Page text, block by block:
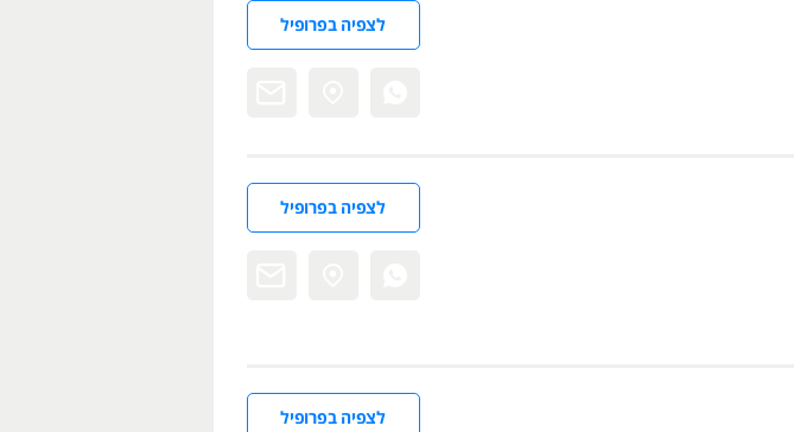
לצפיה בפרופיל
לצפיה בפרופיל
לצפיה בפרופיל